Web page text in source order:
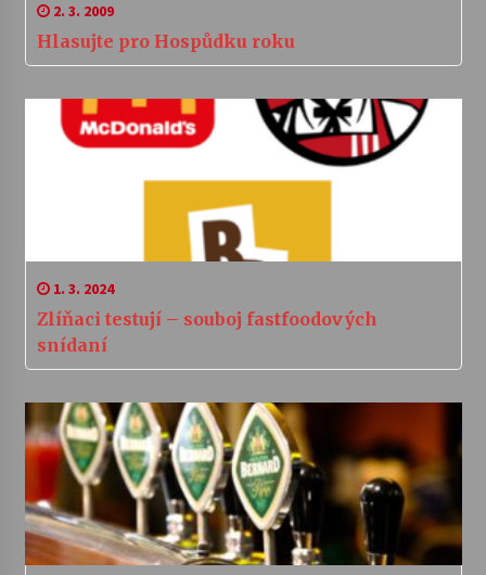
2. 3. 2009
Hlasujte pro Hospůdku roku
1. 3. 2024
Zlíňaci testují – souboj fastfoodových
snídaní